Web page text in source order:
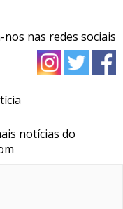
nos nas redes sociais
notícias do